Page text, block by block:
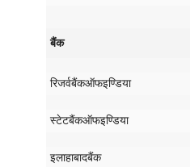
बैंक
रिजर्वबैंकऑफइण्डिया
स्टेटबैंकऑफइण्डिया
इलाहाबादबैंक